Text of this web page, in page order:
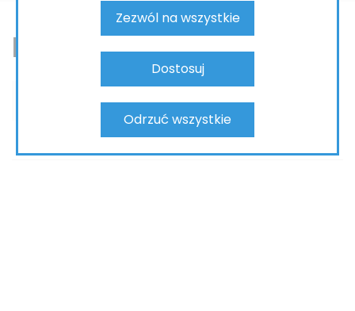
Zezwól na wszystkie
Dostosuj
Odrzuć wszystkie
Bateria bidetowa